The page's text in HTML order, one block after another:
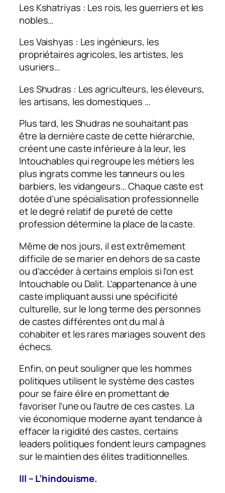
Les Kshatriyas : Les rois, les guerriers et les
nobles…
Les Vaishyas : Les ingénieurs, les
propriétaires agricoles, les artistes, les
usuriers…
Les Shudras : Les agriculteurs, les éleveurs,
les artisans, les domestiques …
Plus tard, les Shudras ne souhaitant pas
être la dernière caste de cette hiérarchie,
créent une caste inférieure à la leur, les
Intouchables qui regroupe les métiers les
plus ingrats comme les tanneurs ou les
barbiers, les vidangeurs… Chaque caste est
dotée d’une spécialisation professionnelle
et le degré relatif de pureté de cette
profession détermine la place de la caste.
Même de nos jours, il est extrêmement
difficile de se marier en dehors de sa caste
ou d’accéder à certains emplois si l’on est
Intouchable ou Dalit. L’appartenance à une
caste impliquant aussi une spécificité
culturelle, sur le long terme des personnes
de castes différentes ont du mal à
cohabiter et les rares mariages souvent des
échecs.
Enfin, on peut souligner que les hommes
politiques utilisent le système des castes
pour se faire élire en promettant de
favoriser l’une ou l’autre de ces castes. La
vie économique moderne ayant tendance à
effacer la rigidité des castes, certains
leaders politiques fondent leurs campagnes
sur le maintien des élites traditionnelles.
III – L’hindouisme.